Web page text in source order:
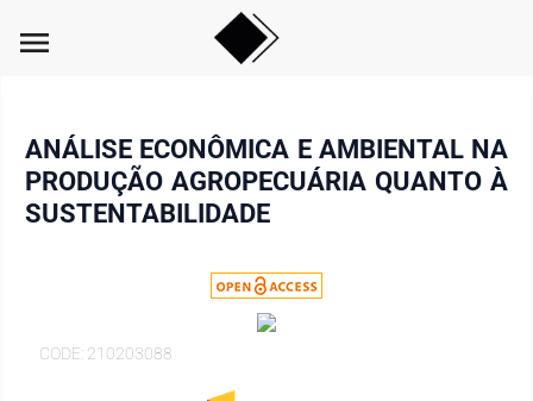
menu
ANÁLISE ECONÔMICA E AMBIENTAL NA
PRODUÇÃO AGROPECUÁRIA QUANTO À
SUSTENTABILIDADE
CODE: 210203088